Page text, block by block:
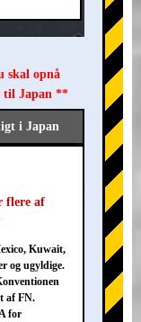
skal opnå
til Japan **
i Japan
flere af
Kuwait,
og ugyldige.
af FN.
for